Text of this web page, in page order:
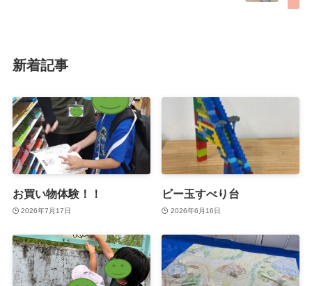
新着記事
お買い物体験！！
2026年7月17日
ビー玉すべり台
2026年6月16日